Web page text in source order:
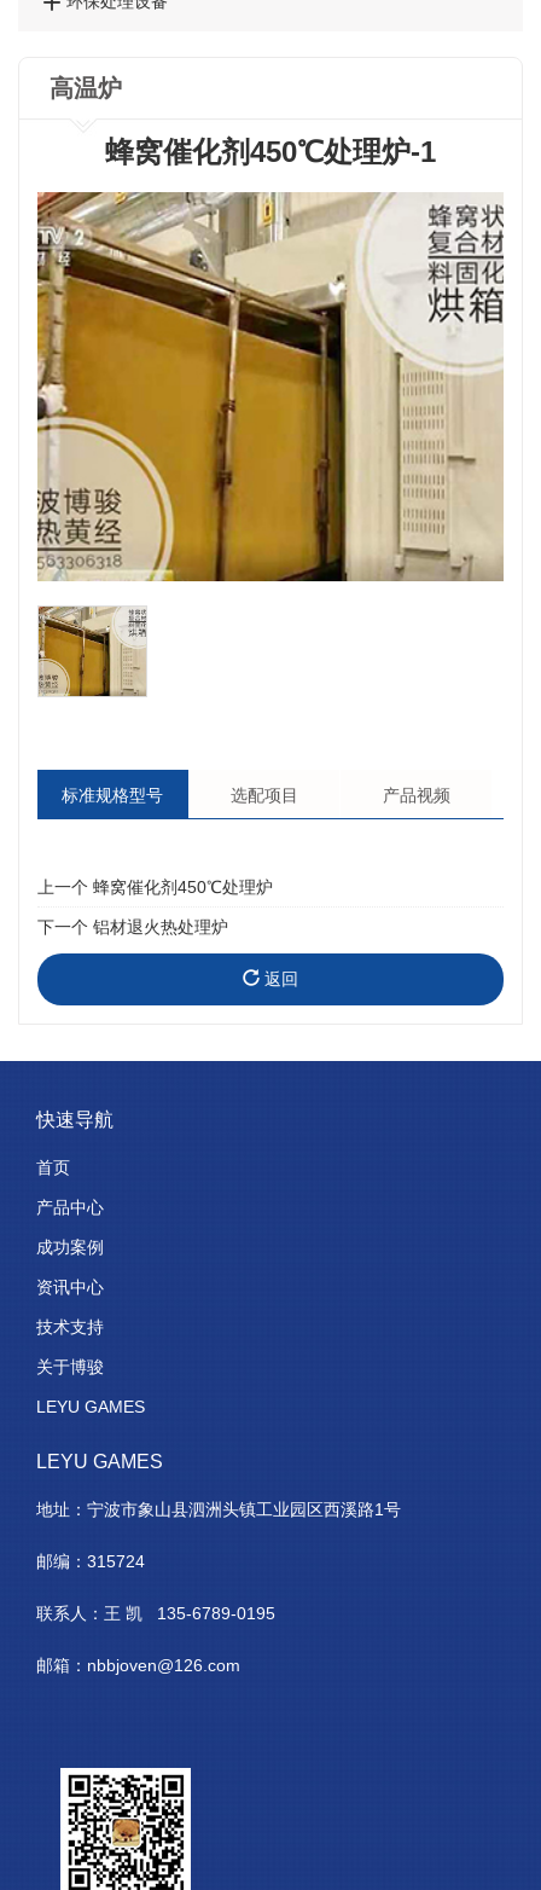
高温炉
蜂窝催化剂450℃处理炉-1
标准规格型号 选配项目 产品视频
上一个 蜂窝催化剂450℃处理炉
下一个 铝材退火热处理炉
返回
快速导航
首页
产品中心
成功案例
资讯中心
技术支持
关于博骏
LEYU GAMES
LEYU GAMES
地址：宁波市象山县泗洲头镇工业园区西溪路1号
邮编：315724
联系人：王 凯 135-6789-0195
邮箱：nbbjoven@126.com